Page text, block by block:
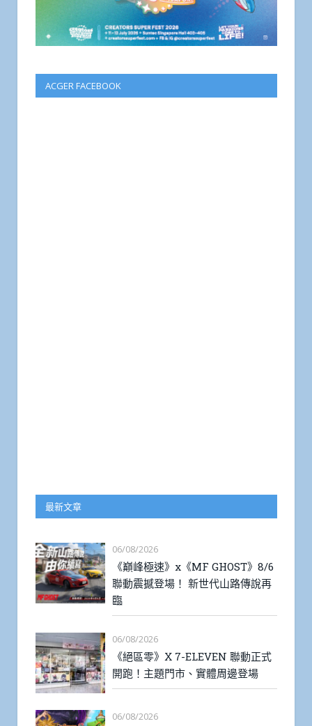
ACGER FACEBOOK
最新文章
06/08/2026
《巔峰極速》x《MF GHOST》8/6
聯動震撼登場！ 新世代山路傳說再
臨
06/08/2026
《絕區零》X 7-ELEVEN 聯動正式
開跑！主題門市、實體周邊登場
06/08/2026